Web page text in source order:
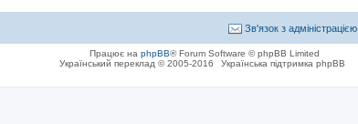
Зв'язок з адміністрацією
Працює на phpBB® Forum Software © phpBB Limited
Український переклад © 2005-2016
Українська підтримка phpBB